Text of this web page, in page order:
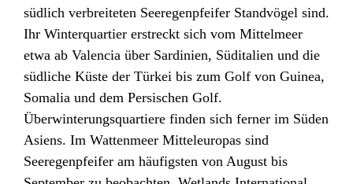
südlich verbreiteten Seeregenpfeifer Standvögel sind.
Ihr Winterquartier erstreckt sich vom Mittelmeer
etwa ab Valencia über Sardinien, Süditalien und die
südliche Küste der Türkei bis zum Golf von Guinea,
Somalia und dem Persischen Golf.
Überwinterungsquartiere finden sich ferner im Süden
Asiens. Im Wattenmeer Mitteleuropas sind
Seeregenpfeifer am häufigsten von August bis